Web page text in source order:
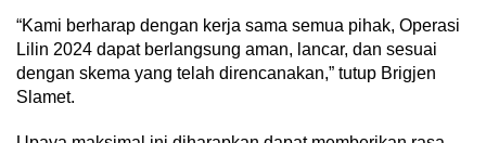
“Kami berharap dengan kerja sama semua pihak, Operasi
Lilin 2024 dapat berlangsung aman, lancar, dan sesuai
dengan skema yang telah direncanakan,” tutup Brigjen
Slamet.